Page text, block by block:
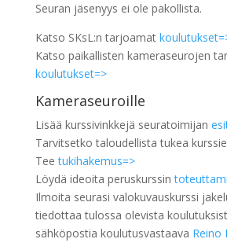
Seuran jäsenyys ei ole pakollista.
Katso SKsL:n tarjoamat k
Katso paikallisten kameraseurojen
koulutukset=>
Kameraseuroille
Lisää kurssivinkkejä seuratoimijan
Tarvitsetko taloudellista tukea
Teetukihakemus=>
Löydä ideoita peruskurssintoteuttam
Ilmoita seurasi valokuvauskurssi
tiedottaa tulossa olevista
sähköpostia koulutusvastaava Reino